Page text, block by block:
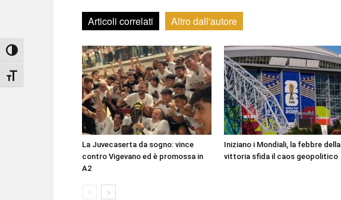
Attiva/disattiva alto contrasto
Attiva/disattiva dimensione testo
Articoli correlati Altro dall'autore
La Juvecaserta da sogno: vince
contro Vigevano ed è promossa in
A2
Iniziano i Mondiali, la febbre della
vittoria sfida il caos geopolitico